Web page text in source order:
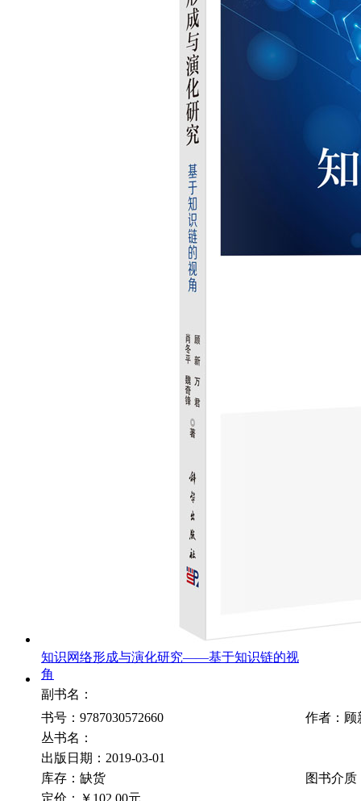
知识网络形成与演化研究——基于知识链的视
角
副书名：
书号：9787030572660
作者：顾
丛书名：
出版日期：2019-03-01
库存：缺货
图书介质
定价：
￥102.00元